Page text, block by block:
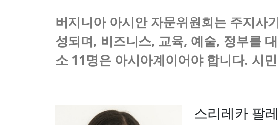
버지니아 아시안 자문위원회는 주지사
성되며, 비즈니스, 교육, 예술, 정부를
소 11명은 아시아계이어야 합니다. 시
스리레카 팔